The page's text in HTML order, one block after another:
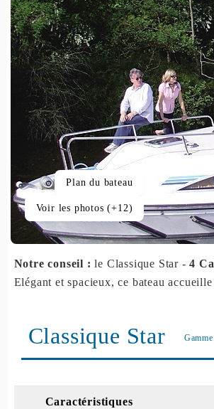
Plan du bateau
Voir les photos (+12)
Notre conseil :le Classique Star -4
Elégant et spacieux, ce bateau
Classique Star Gamme
Caractéristiques